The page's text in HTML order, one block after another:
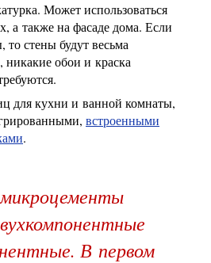
Может использоваться
а также на фасаде дома. Если
то стены будут весьма
обои и краска
для кухни и ванной комнаты,
встроенными
.
В первом